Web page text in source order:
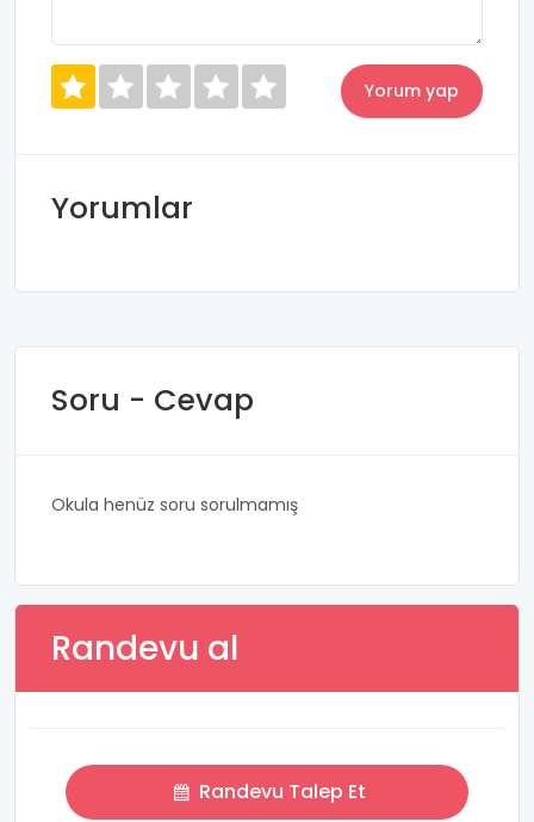
Yorumlar
Soru - Cevap
Okula henüz soru sorulmamış
Randevu al
Randevu Talep Et